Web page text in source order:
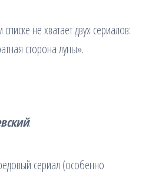
не хватает двух сериалов:
сторона луны».
:
сериал (особенно